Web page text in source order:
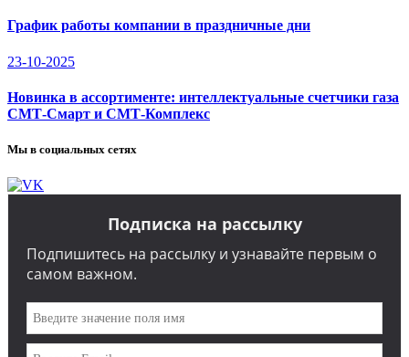
График работы компании в праздничные дни
23-10-2025
Новинка в ассортименте: интеллектуальные счетчики газа
СМТ-Смарт и СМТ-Комплекс
Мы в социальных сетях
Подписка на рассылку
Подпишитесь на рассылку и узнавайте первым о
самом важном.